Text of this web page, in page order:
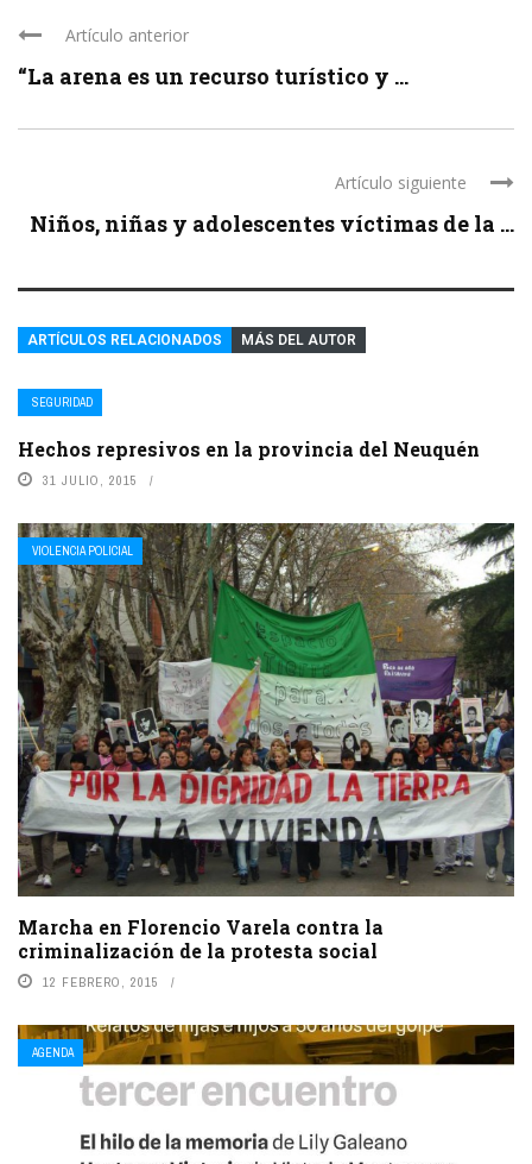
Artículo anterior
“La arena es un recurso turístico y ...
Artículo siguiente
Niños, niñas y adolescentes víctimas de la ...
ARTÍCULOS RELACIONADOS MÁS DEL AUTOR
SEGURIDAD
Hechos represivos en la provincia del Neuquén
31 JULIO, 2015
VIOLENCIA POLICIAL
Marcha en Florencio Varela contra la
criminalización de la protesta social
12 FEBRERO, 2015
AGENDA